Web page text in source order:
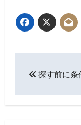
探す前に条